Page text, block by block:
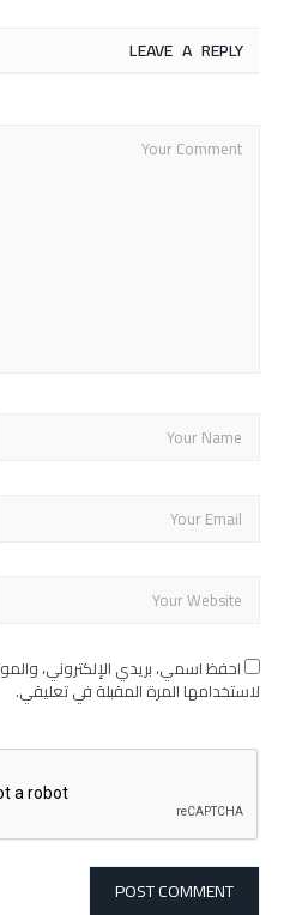
LEAVE A REPLY
احفظ اسمي، بريدي الإلكتروني،
لاستخدامها المرة المقبلة في تعليقي.